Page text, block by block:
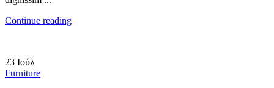
Continue reading
23 Ιούλ
Furniture